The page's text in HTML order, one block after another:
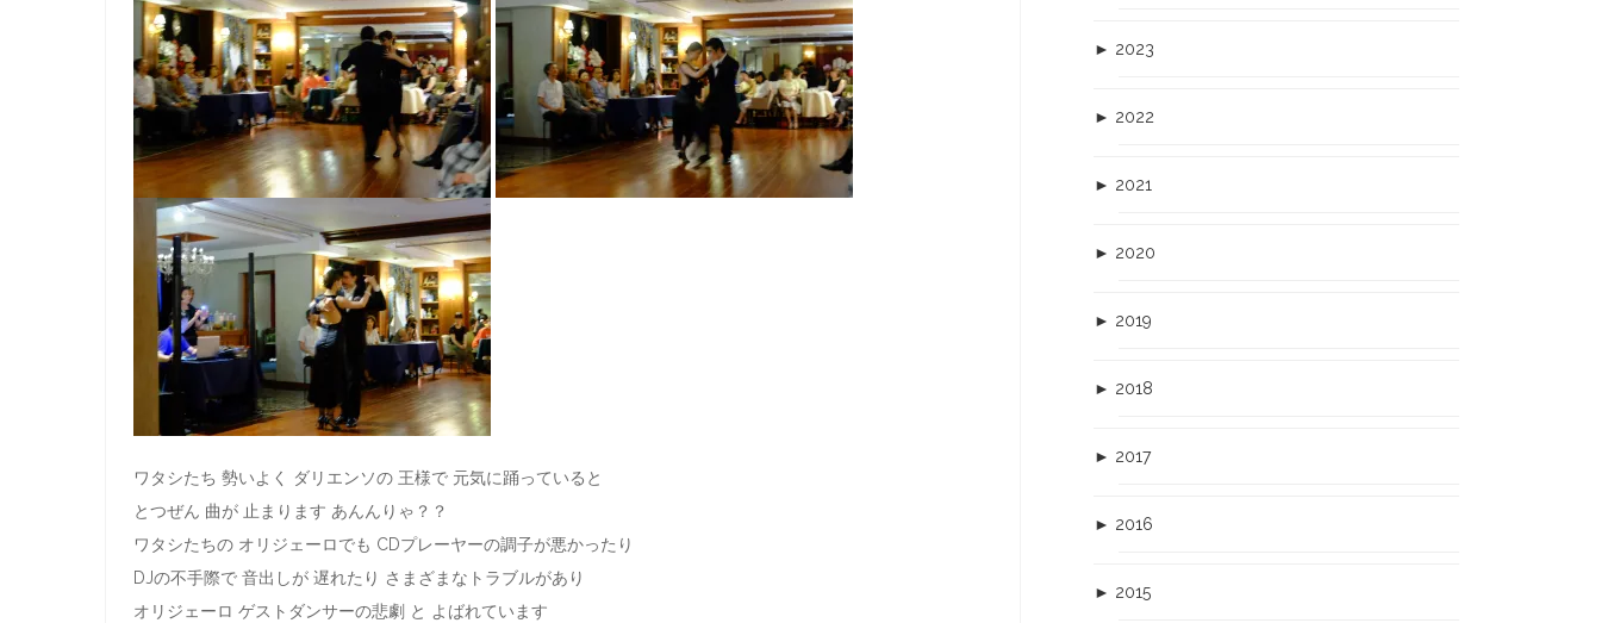
ワタシたち 勢いよく ダリエンソの 王様で 元気に踊っていると
とつぜん 曲が 止まります あんんりゃ？？
ワタシたちの オリジェーロでも CDプレーヤーの調子が悪かったり
DJの不手際で 音出しが 遅れたり さまざまなトラブルがあり
オリジェーロ ゲストダンサーの悲劇 と よばれています
► 2023
► 2022
► 2021
► 2020
► 2019
► 2018
► 2017
► 2016
► 2015